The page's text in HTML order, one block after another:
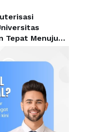
Tepat Menuju
Perusahaan